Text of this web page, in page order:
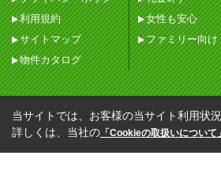
利用規約
サイトマップ
物件カタログ
女性も安心
ファミリー向け
当サイトでは、お客様の当サイト利用状
詳しくは、当社の 「Cookieの取扱いについて」